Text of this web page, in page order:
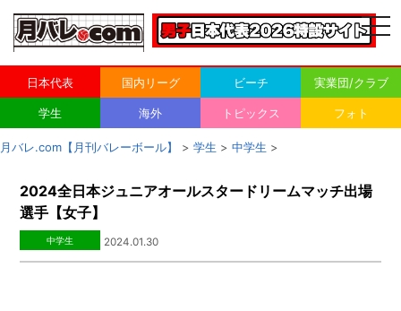
日本代表 国内リーグ ビーチ 実業団/クラブ
学生 海外 トピックス フォト
月バレ.com【月刊バレーボール】 > 学生 > 中学生 >
2024全日本ジュニアオールスタードリームマッチ出場
選手【女子】
中学生 2024.01.30